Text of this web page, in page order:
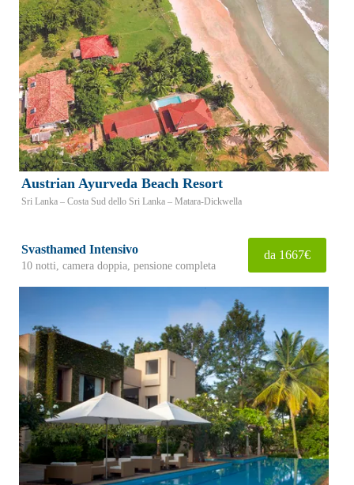
Austrian Ayurveda Beach Resort
Sri Lanka – Costa Sud dello Sri Lanka – Matara-Dickwella
Svasthamed Intensivo
10 notti, camera doppia, pensione completa
da 1667€